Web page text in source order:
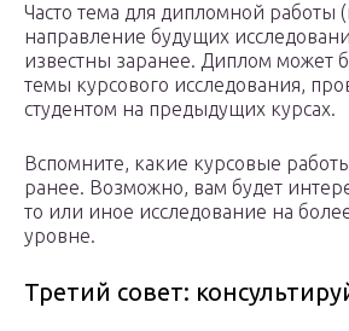
Часто тема для дипломной работы
направление будущих
известны заранее. Диплом может
темы курсового исследования,
студентом на предыдущих курсах.
Вспомните, какие курсовые
ранее. Возможно, вам будет
то или иное исследование на
уровне.
Третий совет: